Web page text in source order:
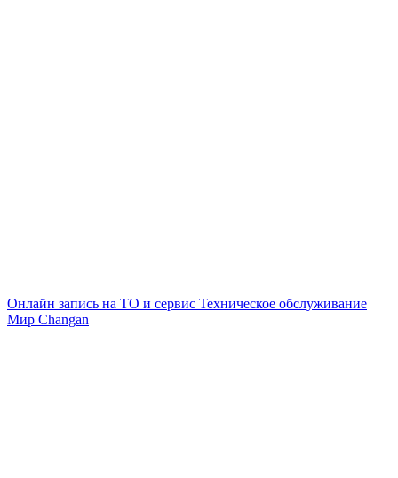
Онлайн запись на ТО и сервис Техническое обслуживание
Мир Changan